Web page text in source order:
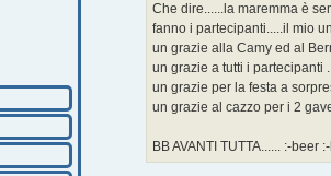
Che dire......la maremma è
fanno i partecipanti.....il mio
un grazie alla Camy ed al
un grazie a tutti i partecipanti
un grazie per la festa a
un grazie al cazzo per i 2
BB AVANTI TUTTA...... :-beer